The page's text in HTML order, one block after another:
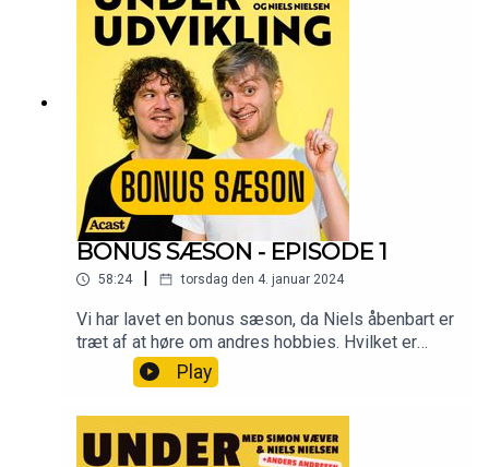
BONUS SÆSON - EPISODE 1
58:24 | torsdag den 4. januar 2024
Vi har lavet en bonus sæson, da Niels åbenbart er
træt af at høre om andres hobbies. Hvilket er
ærgerligt, da Simon havde forberedt et lidt
specielt afsnit med tre gæster. Men det blev til et
afsnit der ganske simpelt bare var hyggesnak om
nytår og kongehuset. Go' lytter!
Play